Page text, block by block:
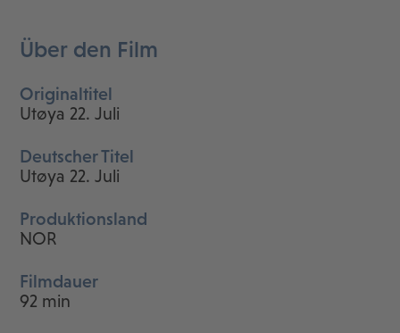
Über den Film
Originaltitel
Utøya 22. Juli
Deutscher Titel
Utøya 22. Juli
Produktionsland
NOR
Filmdauer
92 min